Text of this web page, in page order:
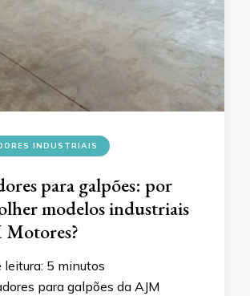
INDUSTRIAIS
para galpões: por
modelos industriais
Motores?
leitura: 5 minutos
para galpões da AJM